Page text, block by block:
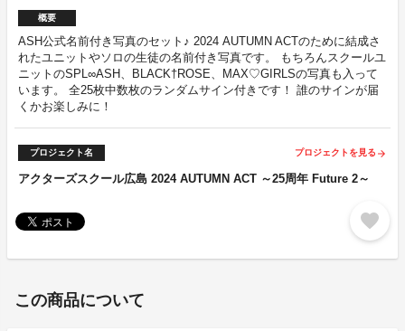
概要
ASH公式名前付き写真のセット♪ 2024 AUTUMN ACTのために結成さ
れたユニットやソロの生徒の名前付き写真です。 もちろんスクールユ
ニットのSPL∞ASH、BLACK†ROSE、MAX♡GIRLSの写真も入って
います。 全25枚中数枚のランダムサイン付きです！ 誰のサインが届
くかお楽しみに！
プロジェクト名 プロジェクトを見る arrow_forward
アクターズスクール広島 2024 AUTUMN ACT ～25周年 Future 2～
favorite
この商品について